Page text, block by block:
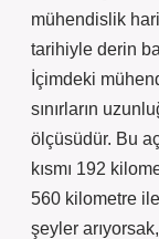
mühendislik
tarihiyle derin
İçimdeki
sınırların
ölçüsüdür. Bu
kısmı 192
560 kilometre ile
şeyler